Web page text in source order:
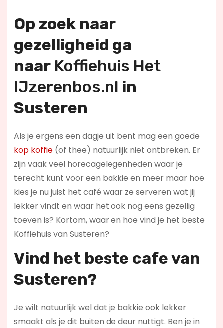
Op zoek naar
gezelligheid ga
naar Koffiehuis Het
IJzerenbos.nl in
Susteren
Als je ergens een dagje uit bent mag een goede
kop koffie(of thee) natuurlijk niet ontbreken. Er
zijn vaak veel horecagelegenheden waar je
terecht kunt voor een bakkie en meer maar hoe
kies je nu juist het café waar ze serveren wat jij
lekker vindt en waar het ook nog eens gezellig
toeven is? Kortom, waar en hoe vind je het beste
Koffiehuis van Susteren?
Vind het beste cafe van
Susteren?
Je wilt natuurlijk wel dat je bakkie ook lekker
smaakt als je dit buiten de deur nuttigt. Ben je in